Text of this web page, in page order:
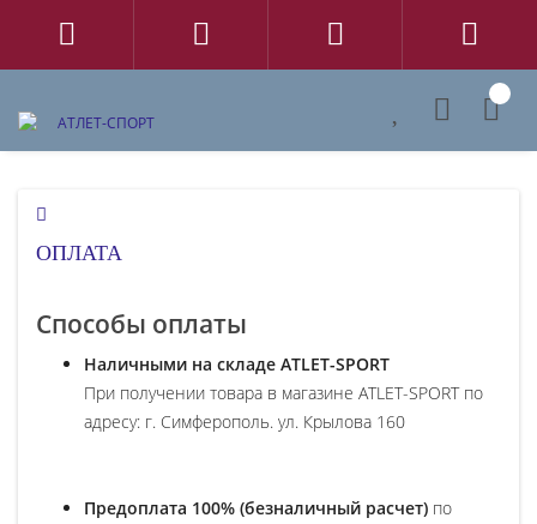
ОПЛАТА
Способы оплаты
Наличными на складе ATLET-SPORT
При получении товара в магазине ATLET-SPORT по
адресу: г. Симферополь. ул. Крылова 160
Предоплата 100% (безналичный расчет) по